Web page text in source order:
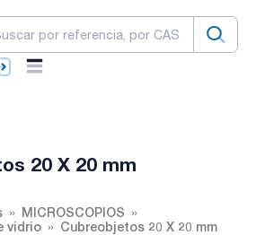
20 X 20 mm
MICROSCOPIOS
vidrio
Cubreobjetos 20 X 20 mm